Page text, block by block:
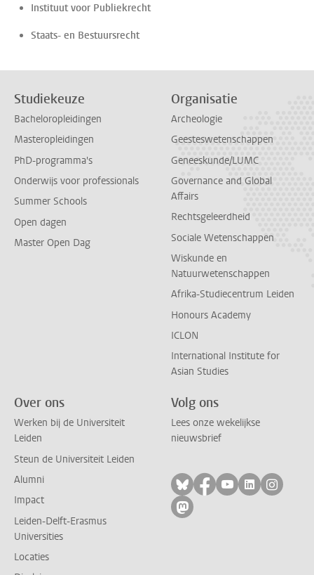
Instituut voor Publiekrecht
Staats- en Bestuursrecht
Studiekeuze
Bacheloropleidingen
Masteropleidingen
PhD-programma's
Onderwijs voor professionals
Summer Schools
Open dagen
Master Open Dag
Organisatie
Archeologie
Geesteswetenschappen
Geneeskunde/LUMC
Governance and Global
Affairs
Rechtsgeleerdheid
Sociale Wetenschappen
Wiskunde en
Natuurwetenschappen
Afrika-Studiecentrum Leiden
Honours Academy
ICLON
International Institute for
Asian Studies
Over ons
Werken bij de Universiteit
Leiden
Steun de Universiteit Leiden
Alumni
Impact
Leiden-Delft-Erasmus
Universities
Locaties
Volg ons
Lees onze wekelijkse
nieuwsbrief
Volg ons op bluesky
Volg ons op
Volg ons op
Volg ons
Volg
Volg ons op mastodon